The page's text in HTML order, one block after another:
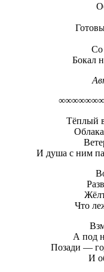
Со
Бокал
Тёплый
И душа с ним
Что
А под
Позади —
И